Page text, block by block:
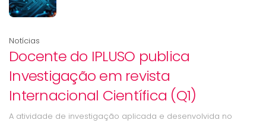
Notícias
Docente do IPLUSO publica
Investigação em revista
Internacional Científica (Q1)
A atividade de investigação aplicada e desenvolvida no